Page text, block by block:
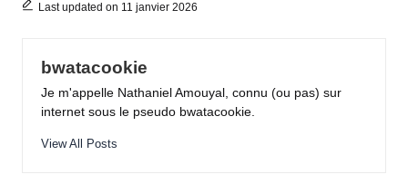
Last updated on 11 janvier 2026
bwatacookie
Je m'appelle Nathaniel Amouyal, connu (ou pas) sur
internet sous le pseudo bwatacookie.
View All Posts